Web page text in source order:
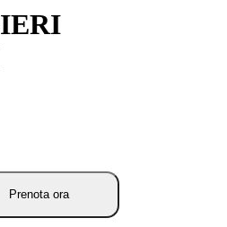
Prenota ora